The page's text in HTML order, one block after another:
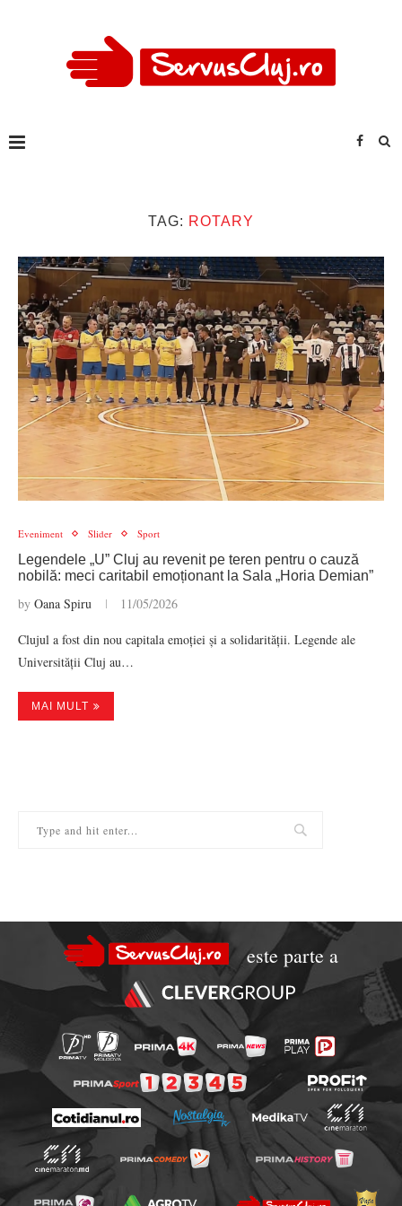
TAG: ROTARY
Eveniment Slider Sport
Legendele „U” Cluj au revenit pe teren pentru o cauză
nobilă: meci caritabil emoționant la Sala „Horia Demian”
by Oana Spiru 11/05/2026
Clujul a fost din nou capitala emoției și a solidarității. Legende ale
Universității Cluj au…
MAI MULT
este parte a